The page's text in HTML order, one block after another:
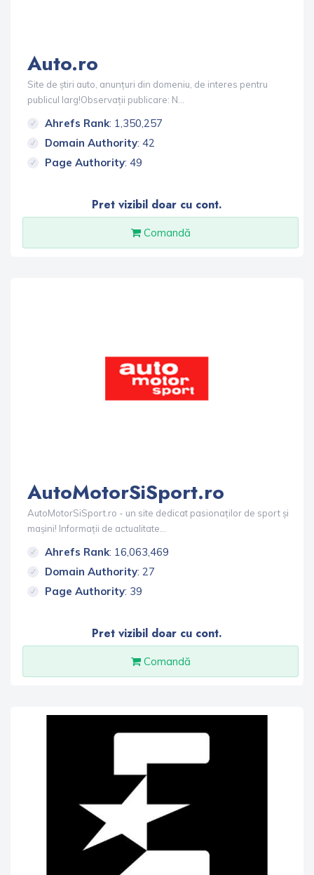
Auto.ro
Site de știri auto, anunțuri din domeniu, de interes pentru
publicul larg!Observații publicare: N...
Ahrefs Rank: 1,350,257
Domain Authority: 42
Page Authority: 49
Pret vizibil doar cu cont.
Comandă
AutoMotorSiSport.ro
AutoMotorSiSport.ro - un site dedicat pasionaților de sport și
mașini! Informații de actualitate...
Ahrefs Rank: 16,063,469
Domain Authority: 27
Page Authority: 39
Pret vizibil doar cu cont.
Comandă